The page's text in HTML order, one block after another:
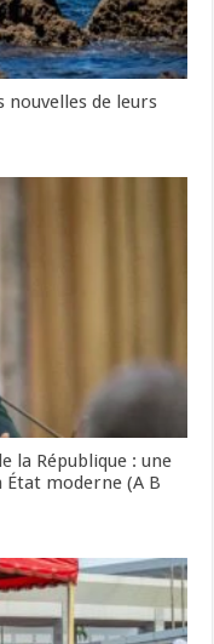
nouvelles de leurs
la République : une
moderne (A B